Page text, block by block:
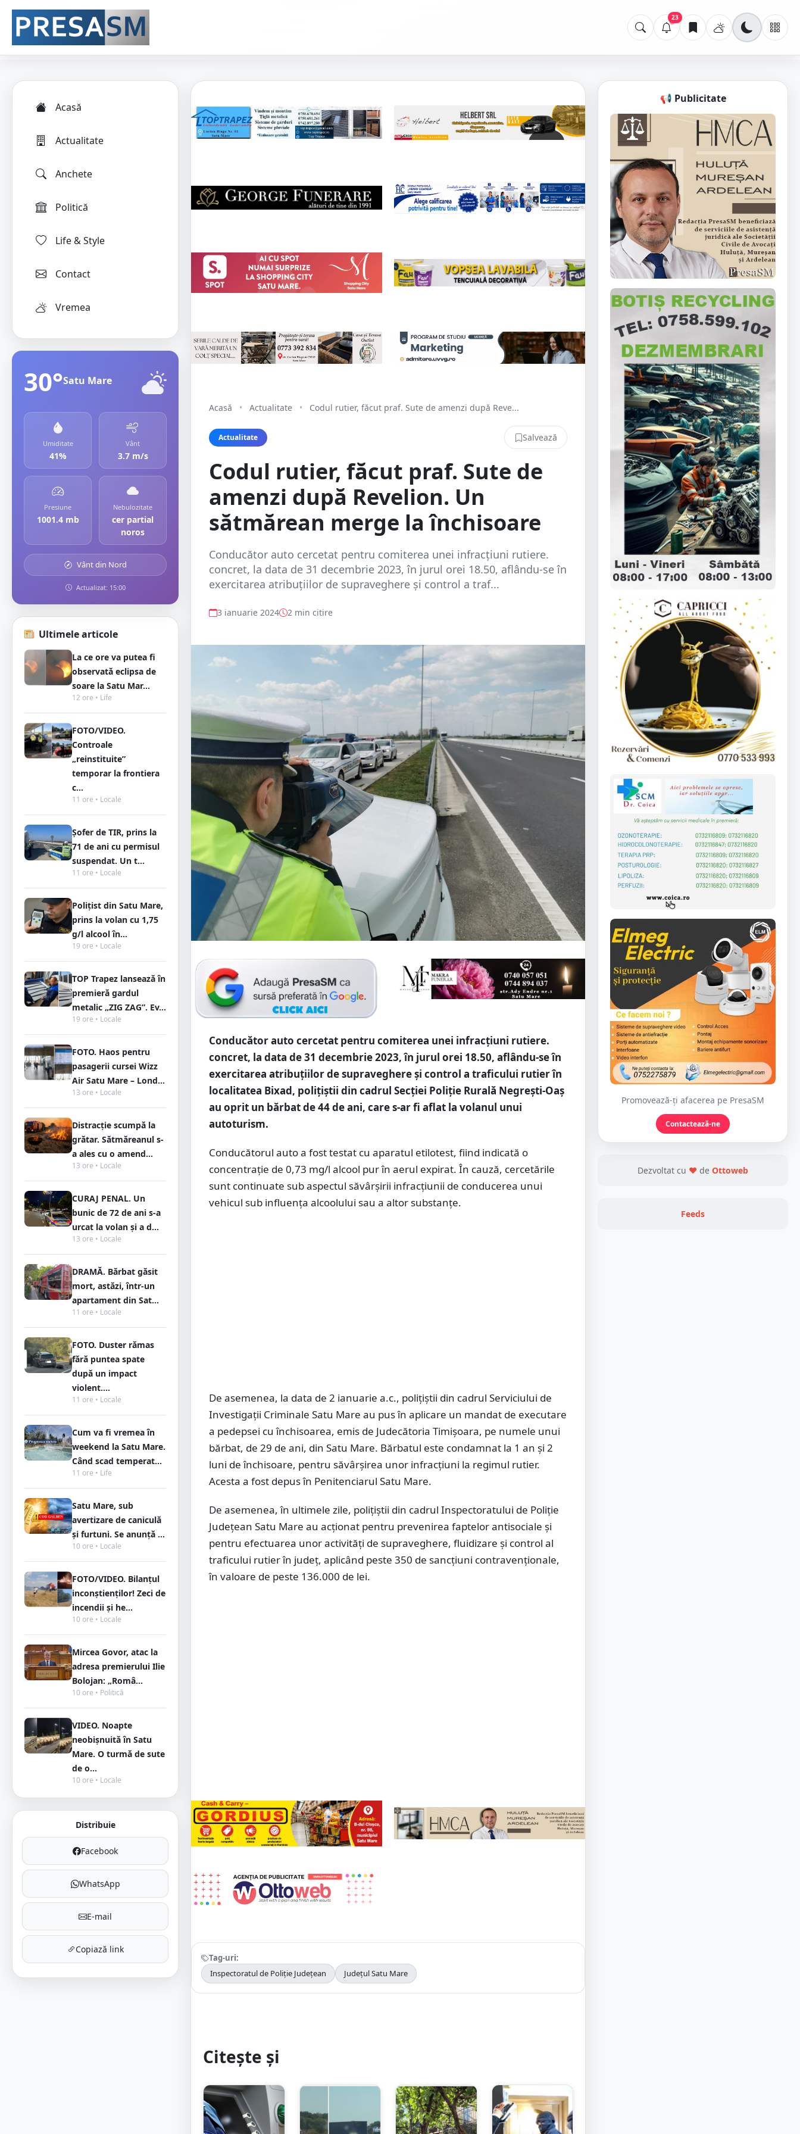
23
Acasă
Actualitate
Anchete
Politică
Life & Style
Contact
Vremea
30°Satu Mare
Umiditate
41%
Vânt
3.7 m/s
Presiune
1001.4 mb
Nebulozitate
cer partial
noros
Vânt din Nord
Actualizat: 15:00
Ultimele articole
La ce ore va putea fi
observată eclipsa de
soare la Satu Mar...
12 ore • Life
FOTO/VIDEO.
Controale
„reinstituite”
temporar la frontiera
c...
11 ore • Locale
Șofer de TIR, prins la
71 de ani cu permisul
suspendat. Un t...
11 ore • Locale
Polițist din Satu Mare,
prins la volan cu 1,75
g/l alcool în...
19 ore • Locale
TOP Trapez lansează în
premieră gardul
metalic „ZIG ZAG”. Ev...
19 ore • Locale
FOTO. Haos pentru
pasagerii cursei Wizz
Air Satu Mare – Lond...
13 ore • Locale
Distracție scumpă la
grătar. Sătmăreanul s-
a ales cu o amend...
13 ore • Locale
CURAJ PENAL. Un
bunic de 72 de ani s-a
urcat la volan și a d...
13 ore • Locale
DRAMĂ. Bărbat găsit
mort, astăzi, într-un
apartament din Sat...
11 ore • Locale
FOTO. Duster rămas
fără puntea spate
după un impact
violent....
11 ore • Locale
Cum va fi vremea în
weekend la Satu Mare.
Când scad temperat...
11 ore • Life
Satu Mare, sub
avertizare de caniculă
și furtuni. Se anunță ...
10 ore • Locale
FOTO/VIDEO. Bilanțul
inconștienților! Zeci de
incendii și he...
10 ore • Locale
Mircea Govor, atac la
adresa premierului Ilie
Bolojan: „Româ...
10 ore • Politică
VIDEO. Noapte
neobișnuită în Satu
Mare. O turmă de sute
de o...
10 ore • Locale
Distribuie
Facebook
WhatsApp
E-mail
Copiază link
Acasă • Actualitate • Codul rutier, făcut praf. Sute de amenzi după Reve...
Actualitate Salvează
Codul rutier, făcut praf. Sute de
amenzi după Revelion. Un
sătmărean merge la închisoare
Conducător auto cercetat pentru comiterea unei infracțiuni rutiere.
concret, la data de 31 decembrie 2023, în jurul orei 18.50, aflându-se în
exercitarea atribuțiilor de supraveghere și control a traf...
3 ianuarie 2024 2 min citire
Conducător auto cercetat pentru comiterea unei infracțiuni rutiere.
concret, la data de 31 decembrie 2023, în jurul orei 18.50, aflându-se în
exercitarea atribuțiilor de supraveghere și control a traficului rutier în
localitatea Bixad, polițiștii din cadrul Secției Poliție Rurală Negrești-Oaș
au oprit un bărbat de 44 de ani, care s-ar fi aflat la volanul unui
autoturism.
Conducătorul auto a fost testat cu aparatul etilotest, fiind indicată o
concentrație de 0,73 mg/l alcool pur în aerul expirat. În cauză, cercetările
sunt continuate sub aspectul săvârșirii infracțiunii de conducerea unui
vehicul sub influența alcoolului sau a altor substanțe.
De asemenea, la data de 2 ianuarie a.c., polițiștii din cadrul Serviciului de
Investigații Criminale Satu Mare au pus în aplicare un mandat de executare
a pedepsei cu închisoarea, emis de Judecătoria Timișoara, pe numele unui
bărbat, de 29 de ani, din Satu Mare. Bărbatul este condamnat la 1 an și 2
luni de închisoare, pentru săvârșirea unor infracțiuni la regimul rutier.
Acesta a fost depus în Penitenciarul Satu Mare.
De asemenea, în ultimele zile, polițiștii din cadrul Inspectoratului de Poliție
Județean Satu Mare au acționat pentru prevenirea faptelor antisociale și
pentru efectuarea unor activități de supraveghere, fluidizare și control al
traficului rutier în județ, aplicând peste 350 de sancțiuni contravenționale,
în valoare de peste 136.000 de lei.
Tag-uri:
Inspectoratul de Poliție Județean
Județul Satu Mare
Citește și
📢 Publicitate
Promovează-ți afacerea pe PresaSM
Contactează-ne
Dezvoltat cu ❤ de Ottoweb
Feeds